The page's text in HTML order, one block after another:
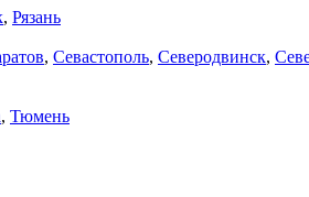
, Рязань
, Севастополь, Северодвинск,
, Тюмень